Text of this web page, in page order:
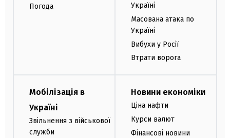
Погода
Україні
Масована атака по
Україні
Вибухи у Росії
Втрати ворога
Мобілізація в
Україні
Звільнення з військової
служби
Новини економіки
Ціна нафти
Курси валют
Фінансові новини